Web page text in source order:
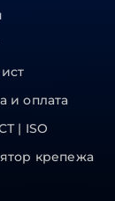
и оплата
| ISO
крепежа